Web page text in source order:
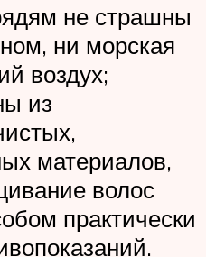
не страшны
ни морская
воздух;
из
материалов,
волос
практически